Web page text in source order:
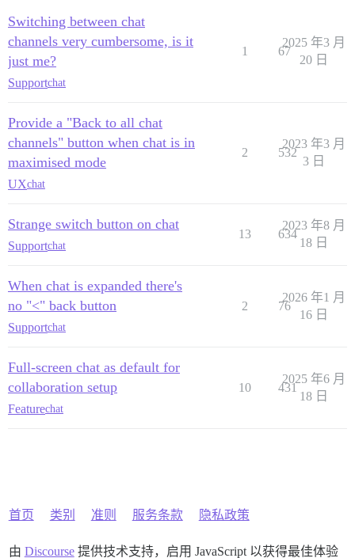
Switching between chat
channels very cumbersome, is it
just me?
Supportchat
1 67
2025 年3 月
20 日
Provide a "Back to all chat
channels" button when chat is in
maximised mode
UXchat
2 532
2023 年3 月
3 日
Strange switch button on chat
Supportchat
13 634
2023 年8 月
18 日
When chat is expanded there's
no "<" back button
Supportchat
2 76
2026 年1 月
16 日
Full-screen chat as default for
collaboration setup
Featurechat
10 431
2025 年6 月
18 日
首页 类别 准则 服务条款 隐私政策
由 Discourse提供技术支持，启用 JavaScript 以获得最佳体验